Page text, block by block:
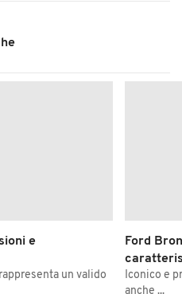
e
un valido
Ford
Iconico e
anche ...